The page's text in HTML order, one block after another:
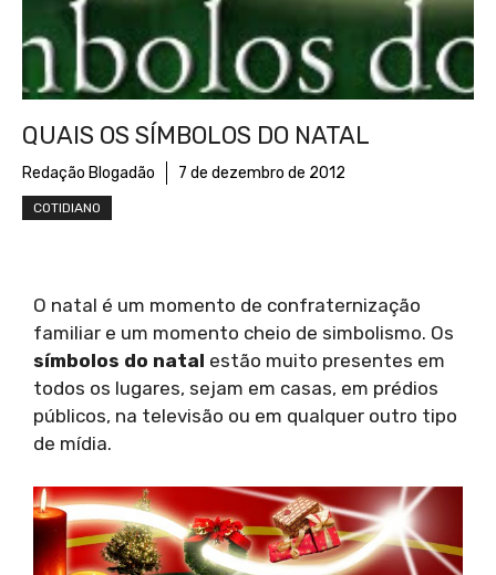
QUAIS OS SÍMBOLOS DO NATAL
Redação Blogadão 7 de dezembro de 2012
COTIDIANO
O natal é um momento de confraternização
familiar e um momento cheio de simbolismo. Os
símbolos do natal estão muito presentes em
todos os lugares, sejam em casas, em prédios
públicos, na televisão ou em qualquer outro tipo
de mídia.